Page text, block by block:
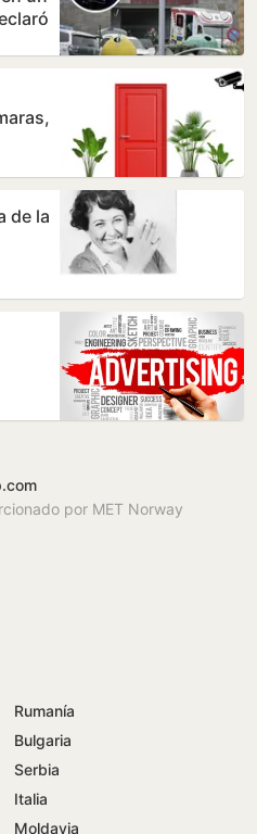
de la
por MET Norway
Rumanía
Bulgaria
Serbia
Italia
Moldavia